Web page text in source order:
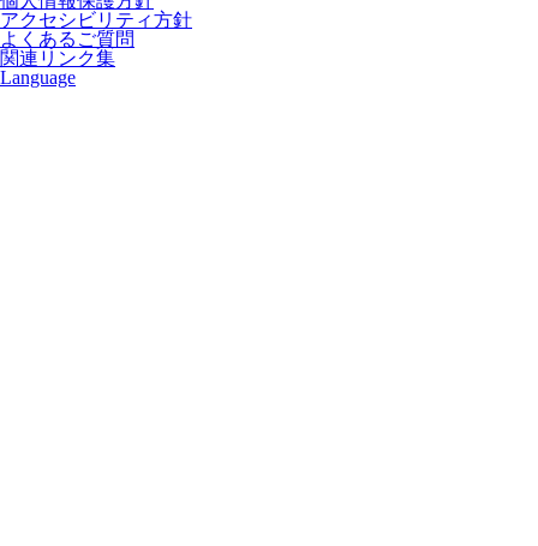
アクセシビリティ方針
よくあるご質問
関連リンク集
Language